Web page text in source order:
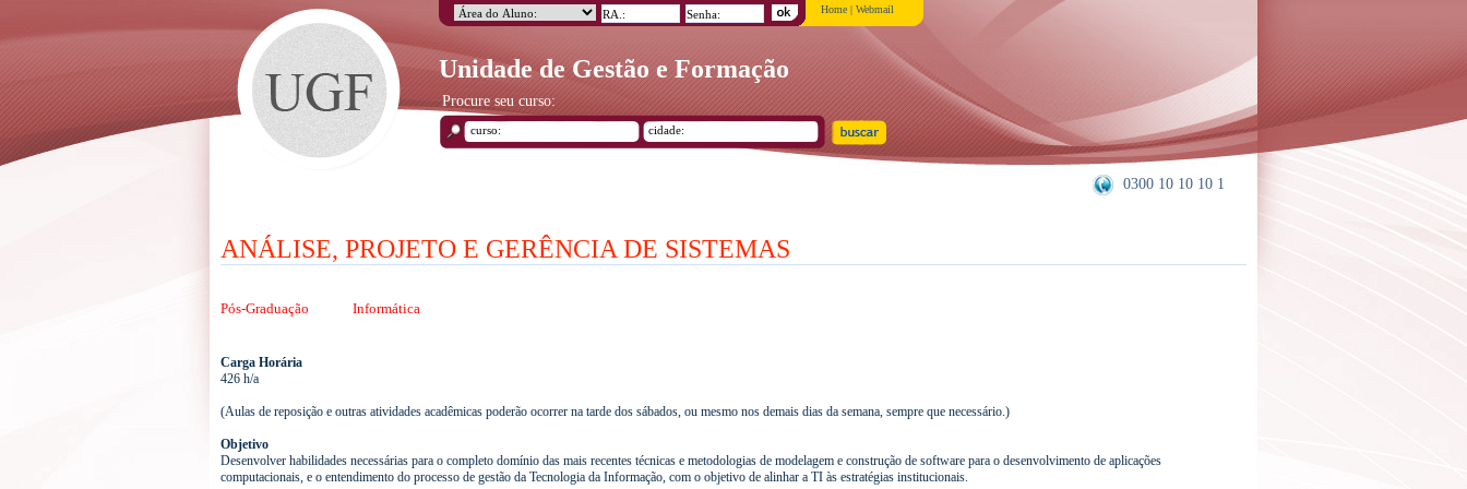
Unidade de Gestão e Formação
Home | Webmail
Procure seu curso:
0300 10 10 10 1
ANÁLISE, PROJETO E GERÊNCIA DE SISTEMAS
Pós-Graduação Informática
Carga Horária
426 h/a
(Aulas de reposição e outras atividades acadêmicas poderão ocorrer na tarde dos sábados, ou mesmo nos demais dias da semana, sempre que necessário.)
Objetivo
Desenvolver habilidades necessárias para o completo domínio das mais recentes técnicas e metodologias de modelagem e construção de software para o desenvolvimento de aplicações
computacionais, e o entendimento do processo de gestão da Tecnologia da Informação, com o objetivo de alinhar a TI às estratégias institucionais.